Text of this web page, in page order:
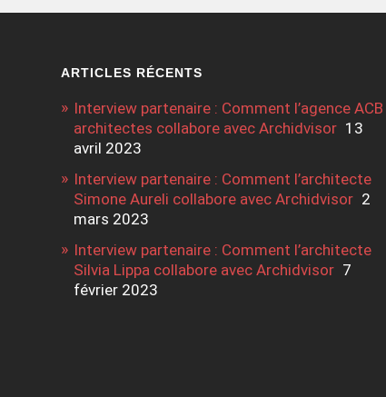
ARTICLES RÉCENTS
Interview partenaire : Comment l’agence ACB
architectes collabore avec Archidvisor 13
avril 2023
Interview partenaire : Comment l’architecte
Simone Aureli collabore avec Archidvisor 2
mars 2023
Interview partenaire : Comment l’architecte
Silvia Lippa collabore avec Archidvisor 7
février 2023